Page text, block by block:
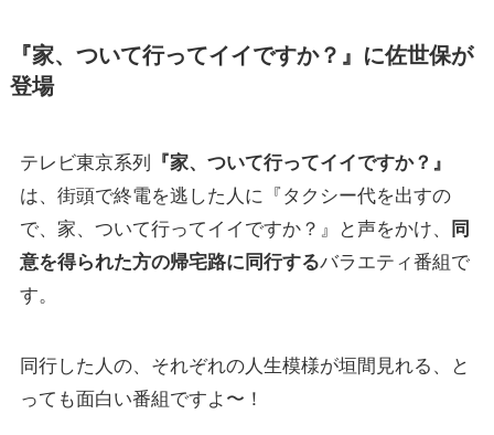
『家、ついて行ってイイですか？』に佐世保が
登場
テレビ東京系列
『家、ついて行ってイイですか？』
は、街頭で終電を逃した人に『タクシー代を出すの
で、家、ついて行ってイイですか？』と声をかけ、
同
意を得られた方の帰宅路に同行するバラエティ番組で
す。
同行した人の、それぞれの人生模様が垣間見れる、と
っても面白い番組ですよ〜！